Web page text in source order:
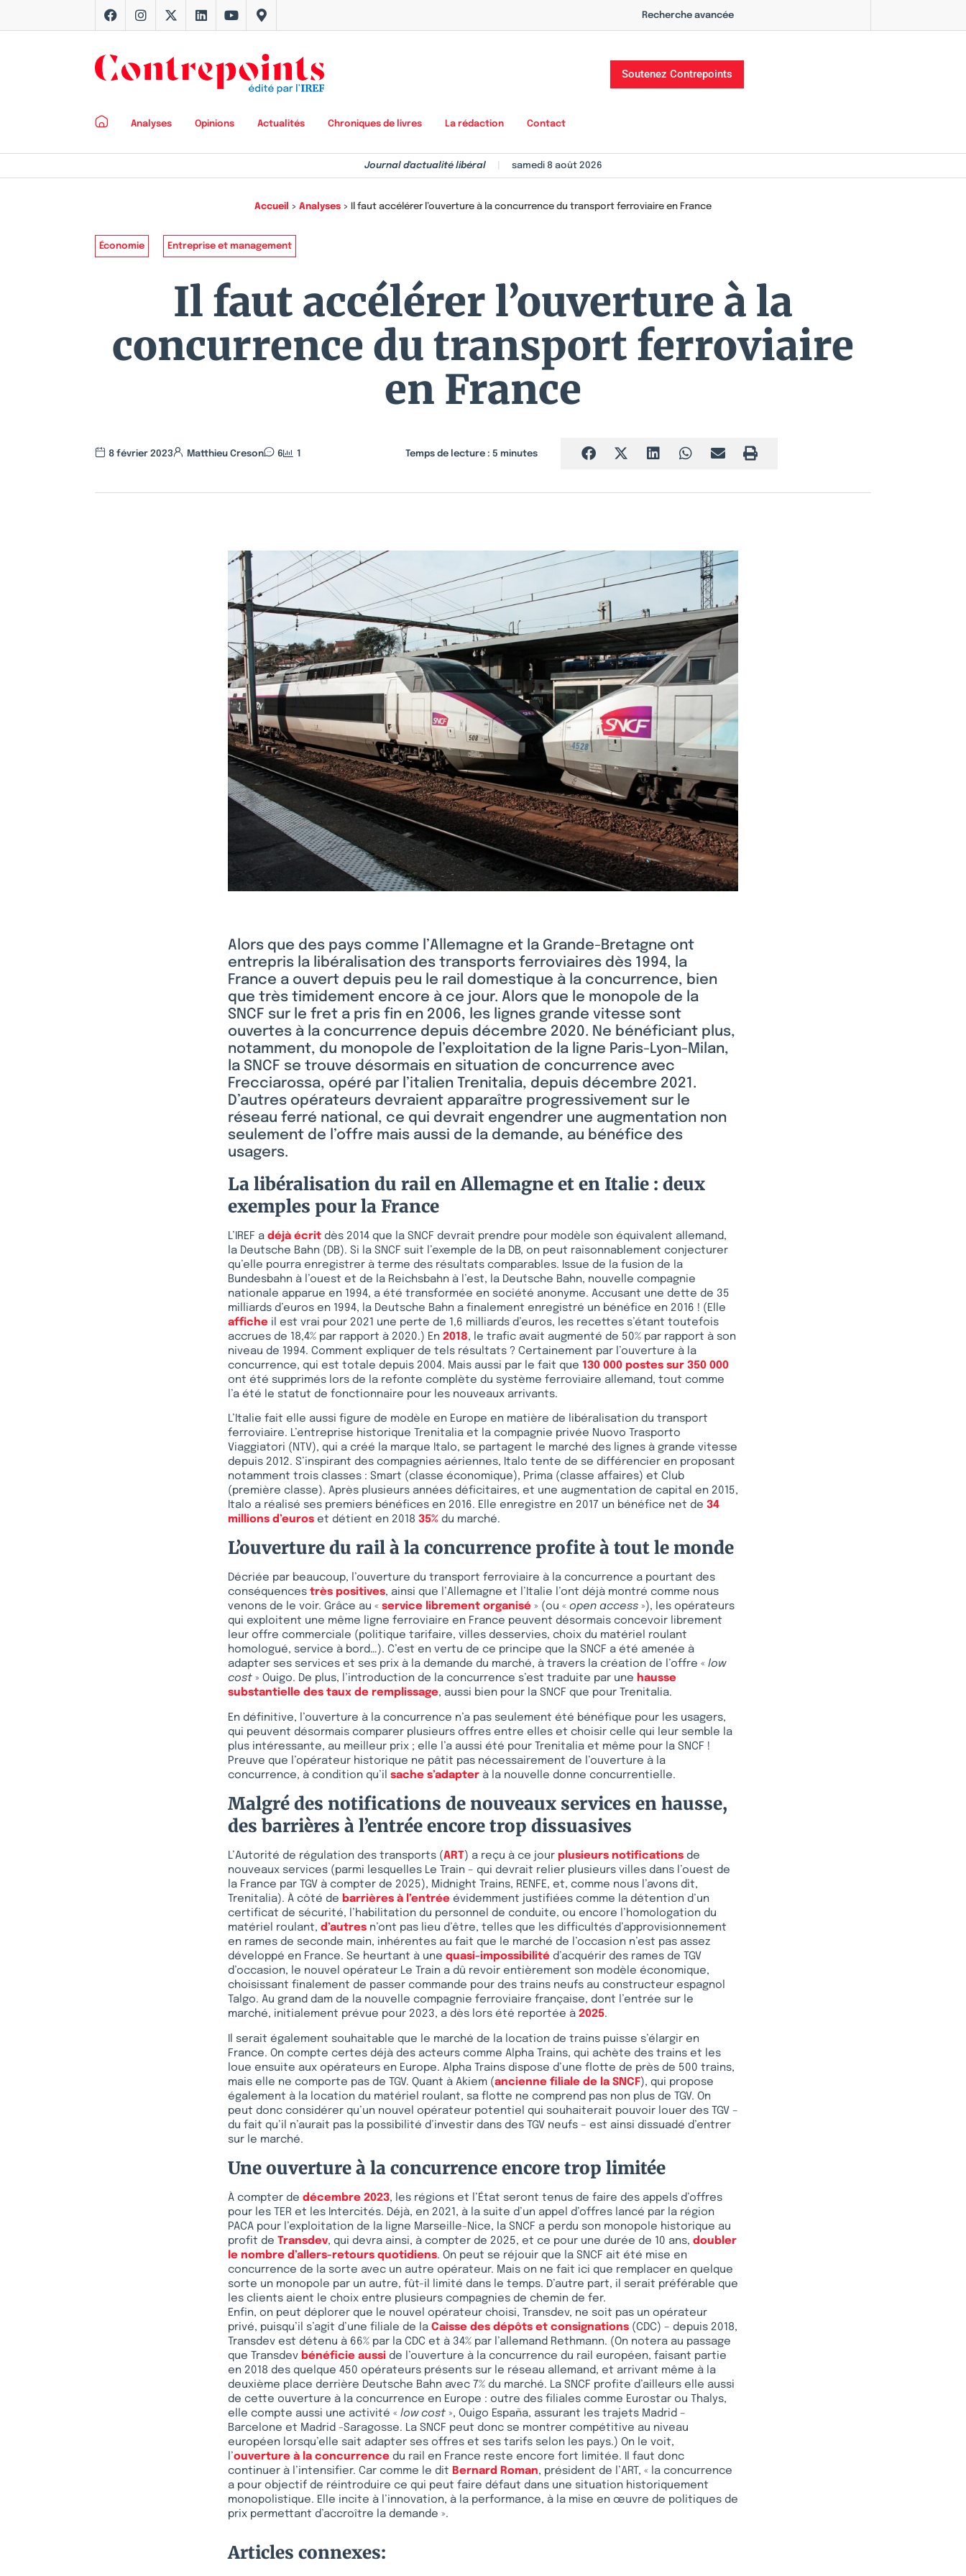
Recherche avancée
Soutenez Contrepoints
Analyses Opinions Actualités Chroniques de livres La rédaction Contact
Journal d'actualité libéral samedi 8 août 2026
Accueil > Analyses > Il faut accélérer l’ouverture à la concurrence du transport ferroviaire en France
Économie Entreprise et management
Il faut accélérer l’ouverture à la
concurrence du transport ferroviaire
en France
8 février 2023 Matthieu Creson 6 1 Temps de lecture : 5 minutes
Alors que des pays comme l’Allemagne et la Grande-Bretagne ont
entrepris la libéralisation des transports ferroviaires dès 1994, la
France a ouvert depuis peu le rail domestique à la concurrence, bien
que très timidement encore à ce jour. Alors que le monopole de la
SNCF sur le fret a pris fin en 2006, les lignes grande vitesse sont
ouvertes à la concurrence depuis décembre 2020. Ne bénéficiant plus,
notamment, du monopole de l’exploitation de la ligne Paris-Lyon-Milan,
la SNCF se trouve désormais en situation de concurrence avec
Frecciarossa, opéré par l’italien Trenitalia, depuis décembre 2021.
D’autres opérateurs devraient apparaître progressivement sur le
réseau ferré national, ce qui devrait engendrer une augmentation non
seulement de l’offre mais aussi de la demande, au bénéfice des
usagers.
La libéralisation du rail en Allemagne et en Italie : deux
exemples pour la France
L’IREF a déjà écrit dès 2014 que la SNCF devrait prendre pour modèle son équivalent allemand,
la Deutsche Bahn (DB). Si la SNCF suit l’exemple de la DB, on peut raisonnablement conjecturer
qu’elle pourra enregistrer à terme des résultats comparables. Issue de la fusion de la
Bundesbahn à l’ouest et de la Reichsbahn à l’est, la Deutsche Bahn, nouvelle compagnie
nationale apparue en 1994, a été transformée en société anonyme. Accusant une dette de 35
milliards d’euros en 1994, la Deutsche Bahn a finalement enregistré un bénéfice en 2016 ! (Elle
affiche il est vrai pour 2021 une perte de 1,6 milliards d’euros, les recettes s’étant toutefois
accrues de 18,4% par rapport à 2020.) En 2018, le trafic avait augmenté de 50% par rapport à son
niveau de 1994. Comment expliquer de tels résultats ? Certainement par l’ouverture à la
concurrence, qui est totale depuis 2004. Mais aussi par le fait que 130 000 postes sur 350 000
ont été supprimés lors de la refonte complète du système ferroviaire allemand, tout comme
l’a été le statut de fonctionnaire pour les nouveaux arrivants.
L’Italie fait elle aussi figure de modèle en Europe en matière de libéralisation du transport
ferroviaire. L’entreprise historique Trenitalia et la compagnie privée Nuovo Trasporto
Viaggiatori (NTV), qui a créé la marque Italo, se partagent le marché des lignes à grande vitesse
depuis 2012. S’inspirant des compagnies aériennes, Italo tente de se différencier en proposant
notamment trois classes : Smart (classe économique), Prima (classe affaires) et Club
(première classe). Après plusieurs années déficitaires, et une augmentation de capital en 2015,
Italo a réalisé ses premiers bénéfices en 2016. Elle enregistre en 2017 un bénéfice net de 34
millions d’euros et détient en 2018 35% du marché.
L’ouverture du rail à la concurrence profite à tout le monde
Décriée par beaucoup, l’ouverture du transport ferroviaire à la concurrence a pourtant des
conséquences très positives, ainsi que l’Allemagne et l’Italie l’ont déjà montré comme nous
venons de le voir. Grâce au « service librement organisé » (ou « open access »), les opérateurs
qui exploitent une même ligne ferroviaire en France peuvent désormais concevoir librement
leur offre commerciale (politique tarifaire, villes desservies, choix du matériel roulant
homologué, service à bord…). C’est en vertu de ce principe que la SNCF a été amenée à
adapter ses services et ses prix à la demande du marché, à travers la création de l’offre « low
cost » Ouigo. De plus, l’introduction de la concurrence s’est traduite par une hausse
substantielle des taux de remplissage, aussi bien pour la SNCF que pour Trenitalia.
En définitive, l’ouverture à la concurrence n’a pas seulement été bénéfique pour les usagers,
qui peuvent désormais comparer plusieurs offres entre elles et choisir celle qui leur semble la
plus intéressante, au meilleur prix ; elle l’a aussi été pour Trenitalia et même pour la SNCF !
Preuve que l’opérateur historique ne pâtit pas nécessairement de l’ouverture à la
concurrence, à condition qu’il sache s’adapter à la nouvelle donne concurrentielle.
Malgré des notifications de nouveaux services en hausse,
des barrières à l’entrée encore trop dissuasives
L’Autorité de régulation des transports (ART) a reçu à ce jour plusieurs notifications de
nouveaux services (parmi lesquelles Le Train – qui devrait relier plusieurs villes dans l’ouest de
la France par TGV à compter de 2025), Midnight Trains, RENFE, et, comme nous l’avons dit,
Trenitalia). À côté de barrières à l’entrée évidemment justifiées comme la détention d’un
certificat de sécurité, l’habilitation du personnel de conduite, ou encore l’homologation du
matériel roulant, d’autres n’ont pas lieu d’être, telles que les difficultés d’approvisionnement
en rames de seconde main, inhérentes au fait que le marché de l’occasion n’est pas assez
développé en France. Se heurtant à une quasi-impossibilité d’acquérir des rames de TGV
d’occasion, le nouvel opérateur Le Train a dû revoir entièrement son modèle économique,
choisissant finalement de passer commande pour des trains neufs au constructeur espagnol
Talgo. Au grand dam de la nouvelle compagnie ferroviaire française, dont l’entrée sur le
marché, initialement prévue pour 2023, a dès lors été reportée à 2025.
Il serait également souhaitable que le marché de la location de trains puisse s’élargir en
France. On compte certes déjà des acteurs comme Alpha Trains, qui achète des trains et les
loue ensuite aux opérateurs en Europe. Alpha Trains dispose d’une flotte de près de 500 trains,
mais elle ne comporte pas de TGV. Quant à Akiem (ancienne filiale de la SNCF), qui propose
également à la location du matériel roulant, sa flotte ne comprend pas non plus de TGV. On
peut donc considérer qu’un nouvel opérateur potentiel qui souhaiterait pouvoir louer des TGV –
du fait qu’il n’aurait pas la possibilité d’investir dans des TGV neufs – est ainsi dissuadé d’entrer
sur le marché.
Une ouverture à la concurrence encore trop limitée
À compter de décembre 2023, les régions et l’État seront tenus de faire des appels d’offres
pour les TER et les Intercités. Déjà, en 2021, à la suite d’un appel d’offres lancé par la région
PACA pour l’exploitation de la ligne Marseille-Nice, la SNCF a perdu son monopole historique au
profit de Transdev, qui devra ainsi, à compter de 2025, et ce pour une durée de 10 ans, doubler
le nombre d’allers-retours quotidiens. On peut se réjouir que la SNCF ait été mise en
concurrence de la sorte avec un autre opérateur. Mais on ne fait ici que remplacer en quelque
sorte un monopole par un autre, fût-il limité dans le temps. D’autre part, il serait préférable que
les clients aient le choix entre plusieurs compagnies de chemin de fer.
Enfin, on peut déplorer que le nouvel opérateur choisi, Transdev, ne soit pas un opérateur
privé, puisqu’il s’agit d’une filiale de la Caisse des dépôts et consignations (CDC) – depuis 2018,
Transdev est détenu à 66% par la CDC et à 34% par l’allemand Rethmann. (On notera au passage
que Transdev bénéficie aussi de l’ouverture à la concurrence du rail européen, faisant partie
en 2018 des quelque 450 opérateurs présents sur le réseau allemand, et arrivant même à la
deuxième place derrière Deutsche Bahn avec 7% du marché. La SNCF profite d’ailleurs elle aussi
de cette ouverture à la concurrence en Europe : outre des filiales comme Eurostar ou Thalys,
elle compte aussi une activité « low cost », Ouigo España, assurant les trajets Madrid –
Barcelone et Madrid -Saragosse. La SNCF peut donc se montrer compétitive au niveau
européen lorsqu’elle sait adapter ses offres et ses tarifs selon les pays.) On le voit,
l’ouverture à la concurrence du rail en France reste encore fort limitée. Il faut donc
continuer à l’intensifier. Car comme le dit Bernard Roman, président de l’ART, « la concurrence
a pour objectif de réintroduire ce qui peut faire défaut dans une situation historiquement
monopolistique. Elle incite à l’innovation, à la performance, à la mise en œuvre de politiques de
prix permettant d’accroître la demande ».
Articles connexes: